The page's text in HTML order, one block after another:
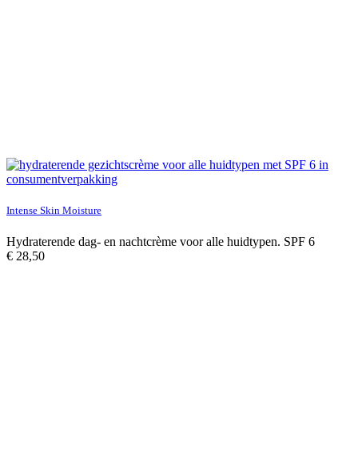
Intense Skin Moisture
Hydraterende dag- en nachtcrème voor alle huidtypen. SPF 6
€ 28,50